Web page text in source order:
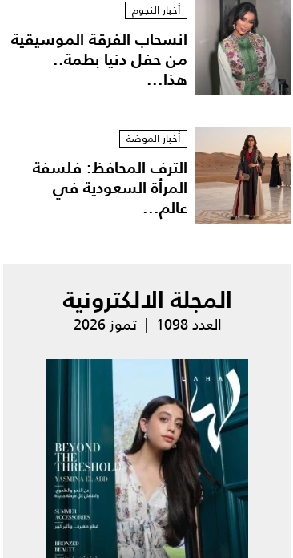
أخبار النجوم
انسحاب الفرقة الموسيقية
من حفل دنيا بطمة..
هذا...
أخبار الموضة
الترف المحافظ: فلسفة
المرأة السعودية في
عالم...
المجلة الالكترونية
العدد 1098 | تموز 2026